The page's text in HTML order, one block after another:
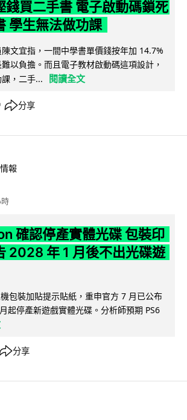
錢買二手書 電子啟動碼鎖死
學生無法做功課
文宜指，一間中學書單價錢按年加 14.7%
以負擔。而且電子教材啟動碼這項設計，
，二手...
閱讀全文
分享
報
確認停產實體光碟 包裝印
2028 年 1 月後不出光碟遊
包裝加貼提示貼紙，重申官方 7 月已公布
起停產新遊戲實體光碟。分析師預期 PS6
分享